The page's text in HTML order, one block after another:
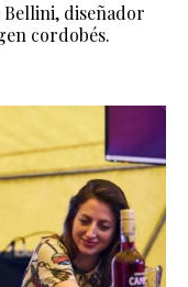
diseñador
cordobés.